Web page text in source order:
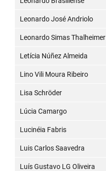
Leonardo José Andriolo
Leonardo Simas Thalheimer
Letícia Núñez Almeida
Lino Vili Moura Ribeiro
Lisa Schröder
Lúcia Camargo
Lucinéia Fabris
Luis Carlos Saavedra
Luís Gustavo LG Oliveira